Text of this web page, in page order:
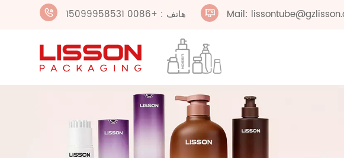
هاتف : +0086 15099958531 Mail: